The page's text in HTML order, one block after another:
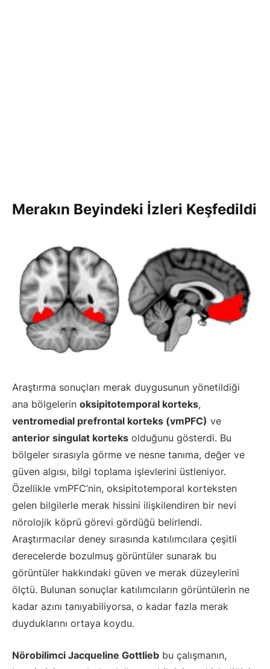
Merakın Beyindeki İzleri Keşfedildi
Araştırma sonuçları merak duygusunun yönetildiği
ana bölgelerin oksipitotemporal korteks,
ventromedial prefrontal korteks (vmPFC) ve
anterior singulat korteks olduğunu gösterdi. Bu
bölgeler sırasıyla görme ve nesne tanıma, değer ve
güven algısı, bilgi toplama işlevlerini üstleniyor.
Özellikle vmPFC’nin, oksipitotemporal korteksten
gelen bilgilerle merak hissini ilişkilendiren bir nevi
nörolojik köprü görevi gördüğü belirlendi.
Araştırmacılar deney sırasında katılımcılara çeşitli
derecelerde bozulmuş görüntüler sunarak bu
görüntüler hakkındaki güven ve merak düzeylerini
ölçtü. Bulunan sonuçlar katılımcıların görüntülerin ne
kadar azını tanıyabiliyorsa, o kadar fazla merak
duyduklarını ortaya koydu.
Nörobilimci Jacqueline Gottlieb bu çalışmanın,